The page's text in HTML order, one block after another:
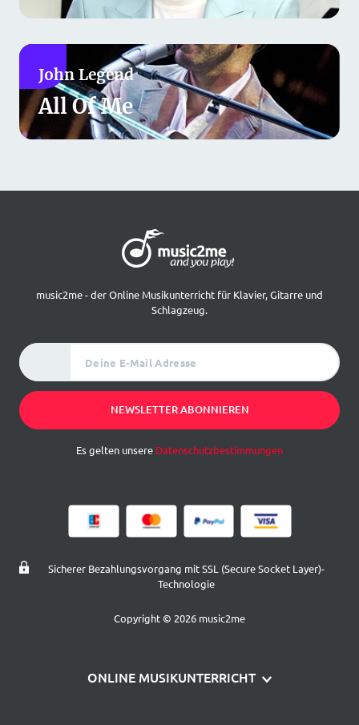
John Legend
All Of Me
music2me - der Online Musikunterricht für Klavier, Gitarre und
Schlagzeug.
Deine E-Mail Adresse
NEWSLETTER ABONNIEREN
Es gelten unsere Datenschutzbestimmungen
Sicherer Bezahlungsvorgang mit SSL (Secure Socket Layer)-
Technologie
Copyright © 2026 music2me
ONLINE MUSIKUNTERRICHT